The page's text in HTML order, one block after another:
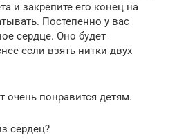
и закрепите его конец на
Постепенно у вас
сердце. Оно будет
если взять нитки двух
очень понравится детям.
сердец?